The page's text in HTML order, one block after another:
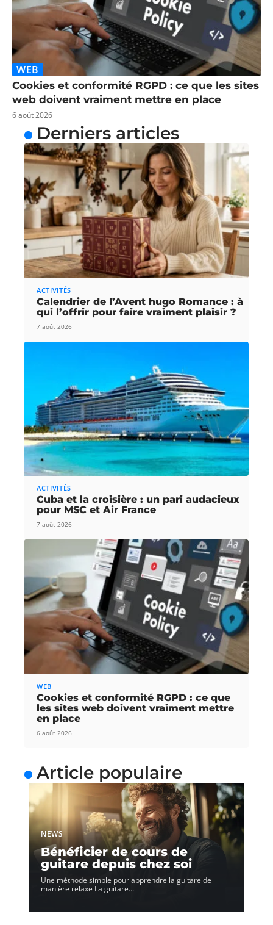
WEB
Cookies et conformité RGPD : ce que les sites
web doivent vraiment mettre en place
6 août 2026
Derniers articles
ACTIVITÉS
Calendrier de l’Avent hugo Romance : à
qui l’offrir pour faire vraiment plaisir ?
7 août 2026
ACTIVITÉS
Cuba et la croisière : un pari audacieux
pour MSC et Air France
7 août 2026
WEB
Cookies et conformité RGPD : ce que
les sites web doivent vraiment mettre
en place
6 août 2026
Article populaire
NEWS
Bénéficier de cours de
guitare depuis chez soi
Une méthode simple pour apprendre la guitare de
manière relaxe La guitare…